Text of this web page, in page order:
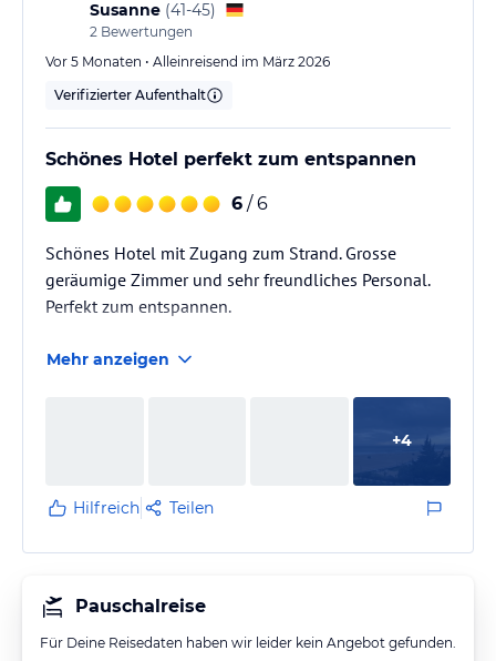
Da Abzugsöffnungen im Bad vorhanden sollte man
hier - unter besonderer Würdigung des
menschlichen…
Susanne (41-45)
2 Bewertungen
Vor 5 Monaten • Alleinreisend im März 2026
Verifizierter Aufenthalt
Schönes Hotel perfekt zum entspannen
6 / 6
Schönes Hotel mit Zugang zum Strand. Grosse
geräumige Zimmer und sehr freundliches Personal.
Perfekt zum entspannen.
Mehr anzeigen
+4
Hilfreich Teilen
Pauschalreise
Für Deine Reisedaten haben wir leider kein Angebot gefunden.